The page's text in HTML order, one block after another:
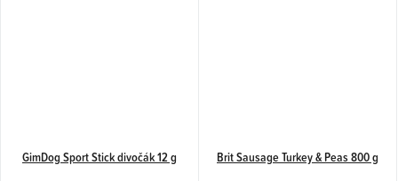
GimDog Sport Stick divočák 12 g Brit Sausage Turkey & Peas 800 g